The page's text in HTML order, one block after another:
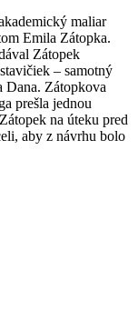
maliar
Emila Zátopka.
Zátopek
– samotný
Dana. Zátopkova
prešla jednou
na úteku pred
aby z návrhu bolo